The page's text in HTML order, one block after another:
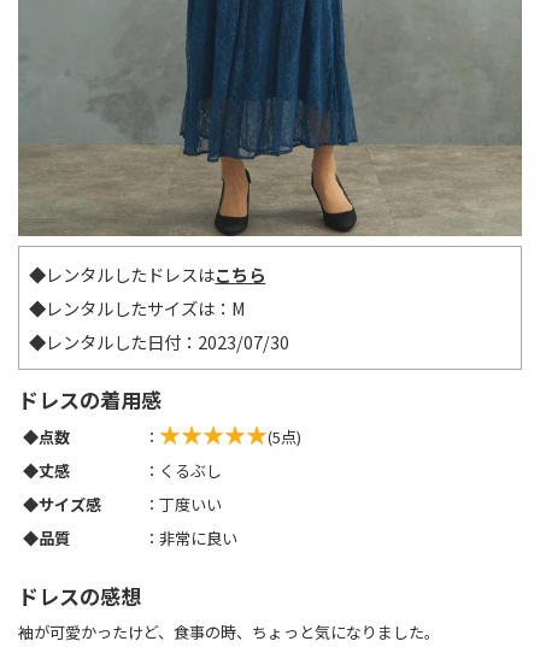
◆レンタルしたドレスはこちら
◆レンタルしたサイズは：M
◆レンタルした日付：2023/07/30
ドレスの着用感
◆点数 ：
(5点)
◆丈感
：くるぶし
◆サイズ感
：丁度いい
◆品質
：非常に良い
ドレスの感想
袖が可愛かったけど、食事の時、ちょっと気になりました。